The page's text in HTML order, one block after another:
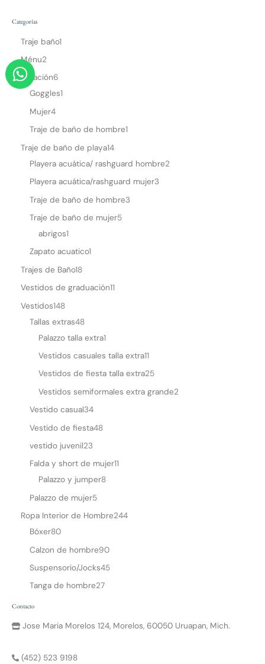
W
h
a
Categorías
Traje baño1
Ménu2
Natación6
Goggles1
Mujer4
Traje de baño de hombre1
Traje de baño de playa14
Playera acuática/ rashguard hombre2
Playera acuática/rashguard mujer3
Traje de baño de hombre3
Traje de baño de mujer5
abrigos1
Zapato acuatico1
Trajes de Baño18
Vestidos de graduación11
Vestidos148
Tallas extras48
Palazzo talla extra1
Vestidos casuales talla extra11
Vestidos de fiesta talla extra25
Vestidos semiformales extra grande2
Vestido casual34
Vestido de fiesta48
vestido juvenil23
Falda y short de mujer11
Palazzo y jumper8
Palazzo de mujer5
Ropa Interior de Hombre244
Bóxer80
Calzon de hombre90
Suspensorio/Jocks45
Tanga de hombre27
Contacto
Jose Maria Morelos 124, Morelos, 60050 Uruapan, Mich.
(452) 523 9198